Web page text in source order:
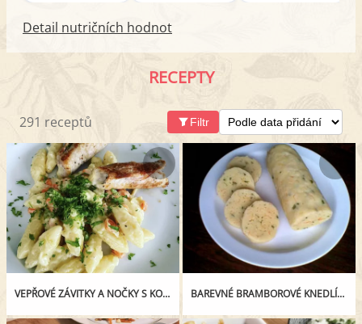
Detail nutričních hodnot
RECEPTY
291 receptů Filtr
VEPŘOVÉ ZÁVITKY A NOČKY S KOŘENOVOU ZELENINOU BAREVNÉ BRAMBOROVÉ KNEDLÍKY